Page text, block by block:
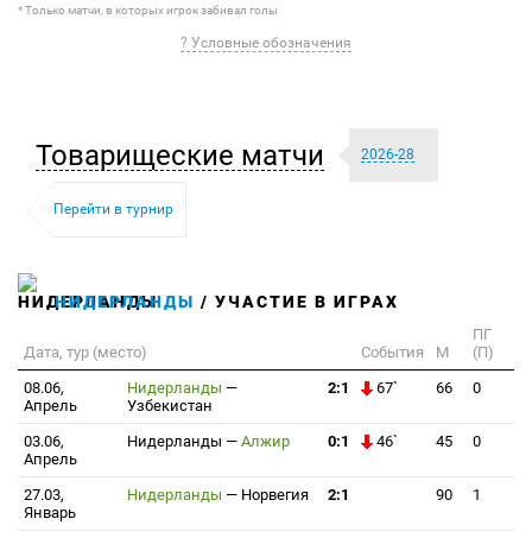
* Только матчи, в которых игрок забивал голы
? Условные обозначения
Товарищеские матчи 2026-28
Перейти в турнир
НИДЕРЛАНДЫ / УЧАСТИЕ В ИГРАХ
Дата, тур (место) События М
ПГ
(П)
08.06,
Апрель
Нидерланды —
Узбекистан
2:1 67` 66 0
03.06,
Апрель
Нидерланды — Алжир 0:1 46` 45 0
27.03,
Январь
Нидерланды — Норвегия 2:1 90 1